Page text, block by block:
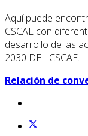
Aquí puede
CSCAE con
desarrollo de las
2030 DEL CSCAE.
Relación de